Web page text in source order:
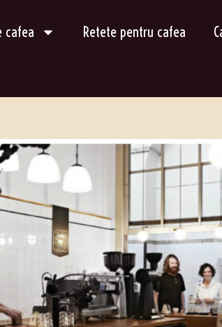
cafea Retete pentru cafea